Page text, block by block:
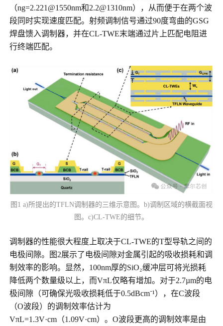
（ng=2.221@1550nm和2.2@1310nm），从而便于在两个波
段同时实现速度匹配。射频调制信号通过90度弯曲的GSG
焊盘馈入调制器，并在CL-TWE末端通过片上匹配电阻进
行终端匹配。
图1 a)所提出的TFLN调制器的三维示意图。b)调制区域的横截面视
图。c)CL-TWE的细节。
调制器的性能很大程度上取决于CL-TWE的T型导轨之间的
电极间隙。图2展示了电极间隙对金属引起的吸收损耗和调
制效率的影响。显然，100nm厚的SiO₂缓冲层可将光损耗
降低两个数量级以上，而VπL仅略有增加。对于2.7µm的电
极间隙（可确保光吸收损耗低于0.5dBcm⁻¹），在C波段
（O波段）的调制效率估计为
VπL=1.3V·cm（1.09V·cm）。O波段更高的调制效率是由